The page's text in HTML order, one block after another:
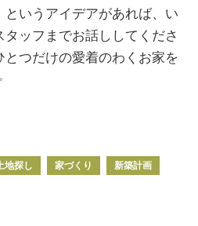
いうアイデアがあれば、い
ッフまでお話ししてくださ
つだけの愛着のわくお家を
地探し 家づくり
新築計画